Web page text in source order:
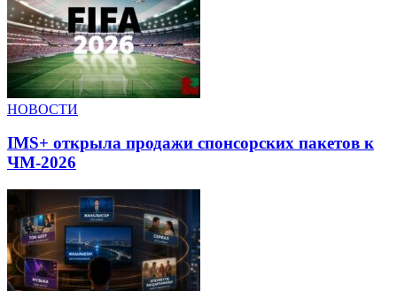
НОВОСТИ
IMS+ открыла продажи спонсорских пакетов к
ЧМ-2026